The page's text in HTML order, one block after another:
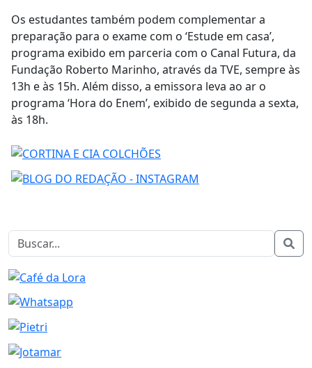
Os estudantes também podem complementar a
preparação para o exame com o ‘Estude em casa’,
programa exibido em parceria com o Canal Futura, da
Fundação Roberto Marinho, através da TVE, sempre às
13h e às 15h. Além disso, a emissora leva ao ar o
programa ‘Hora do Enem’, exibido de segunda a sexta,
às 18h.